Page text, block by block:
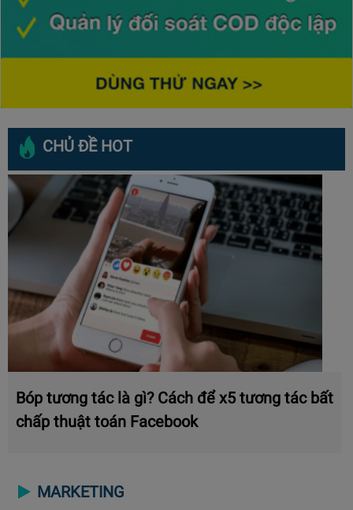
CHỦ ĐỀ HOT
Bóp tương tác là gì? Cách để x5 tương tác bất
chấp thuật toán Facebook
MARKETING